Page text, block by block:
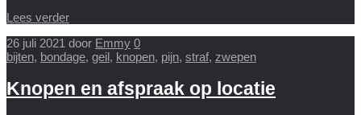
Lees verder
26 juli 2021 door Emmy 0
bijten, bondage, geil, knopen, pijn, straf, zwepen
Knopen en afspraak op locatie